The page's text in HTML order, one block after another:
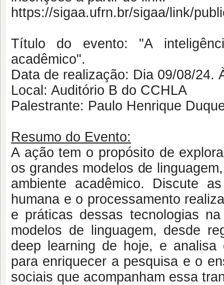
https://sigaa.ufrn.br/sigaa/link/
Título do evento: "A
acadêmico".
Data de realização: Dia 09/08/24.
Local: Auditório B do CCHLA
Palestrante: Paulo Henrique
Resumo do Evento:
A ação tem o propósito de
os grandes modelos de
ambiente acadêmico. Discute
humana e o processamento
e práticas dessas tecnologias
modelos de linguagem, desde
deep learning de hoje, e analisa
para enriquecer a pesquisa e o
sociais que acompanham essa